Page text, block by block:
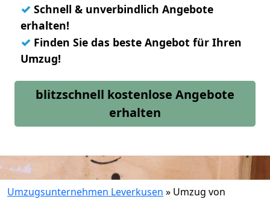
✓ Schnell & unverbindlich Angebote
erhalten!
✓ Finden Sie das beste Angebot für Ihren
Umzug!
blitzschnell kostenlose Angebote
erhalten
Umzugsunternehmen Leverkusen » Umzug von